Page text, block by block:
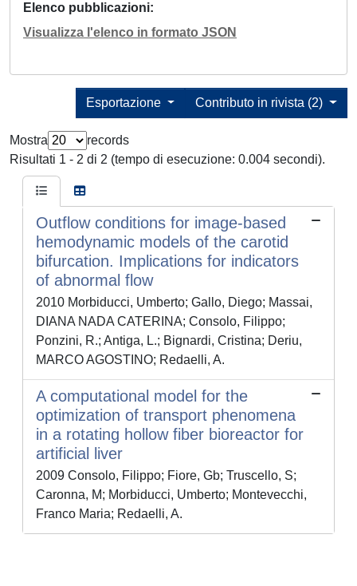
Elenco pubblicazioni
Visualizza l'elenco in formato JSON
Contributo in rivista (2)
Esportazione
Mostra
records
Risultati 1 - 2 di 2 (tempo di esecuzione: 0.004 secondi).
Outflow conditions for image-based
hemodynamic models of the carotid
bifurcation. Implications for indicators
of abnormal flow
2010 Morbiducci, Umberto; Gallo, Diego; Massai,
DIANA NADA CATERINA; Consolo, Filippo;
Ponzini, R.; Antiga, L.; Bignardi, Cristina; Deriu,
MARCO AGOSTINO; Redaelli, A.
A computational model for the
optimization of transport phenomena
in a rotating hollow fiber bioreactor for
artificial liver
2009 Consolo, Filippo; Fiore, Gb; Truscello, S;
Caronna, M; Morbiducci, Umberto; Montevecchi,
Franco Maria; Redaelli, A.